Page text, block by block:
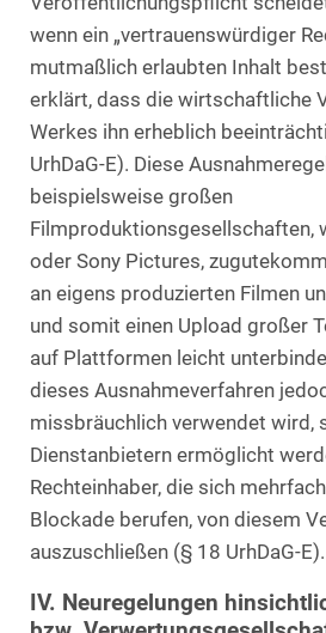
wenn ein „vertrauenswürdiger
mutmaßlich erlaubten Inhalt
erklärt, dass die wirtschaftliche
Werkes ihn erheblich
UrhDaG-E). Diese
beispielsweise großen
Filmproduktionsgesellschaften,
oder Sony Pictures,
an eigens produzierten Filmen
und somit einen Upload großer
auf Plattformen leicht
dieses Ausnahmeverfahren
missbräuchlich verwendet wird,
Dienstanbietern ermöglicht
Rechteinhaber, die sich
Blockade berufen, von diesem
auszuschließen (§ 18 UrhDaG-E).
IV. Neuregelungen